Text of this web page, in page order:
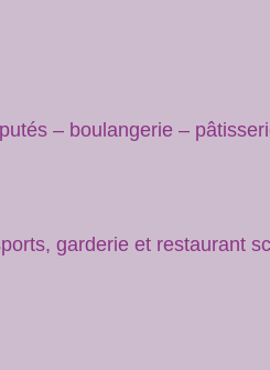
– boulangerie –
garderie et restaurant